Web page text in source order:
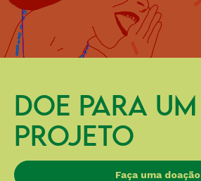
DOE PARA UM
PROJETO
Faça uma doação